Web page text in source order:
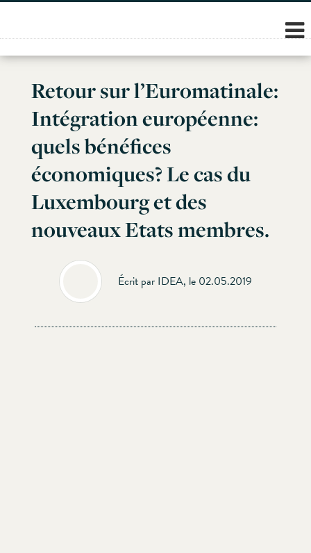
Skip
content
Retour sur l’Euromatinale:
Intégration européenne:
quels bénéfices
économiques? Le cas du
Luxembourg et des
nouveaux Etats membres.
Écrit par IDEA, le 02.05.2019